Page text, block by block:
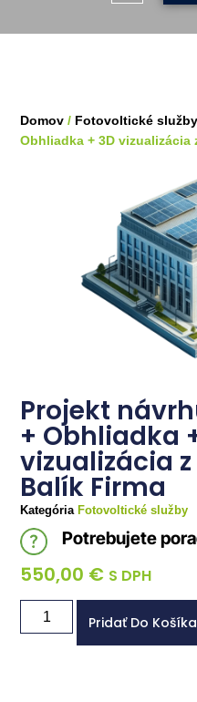
Projekt
+ Obhliadka
vizualizácia
Balík Firma
Kategória Fotovoltické služby
Potrebujete
550,00 € S DPH
Pridať Do Košíka
Domov / Fotovoltické služby
Obhliadka + 3D vizualizácia